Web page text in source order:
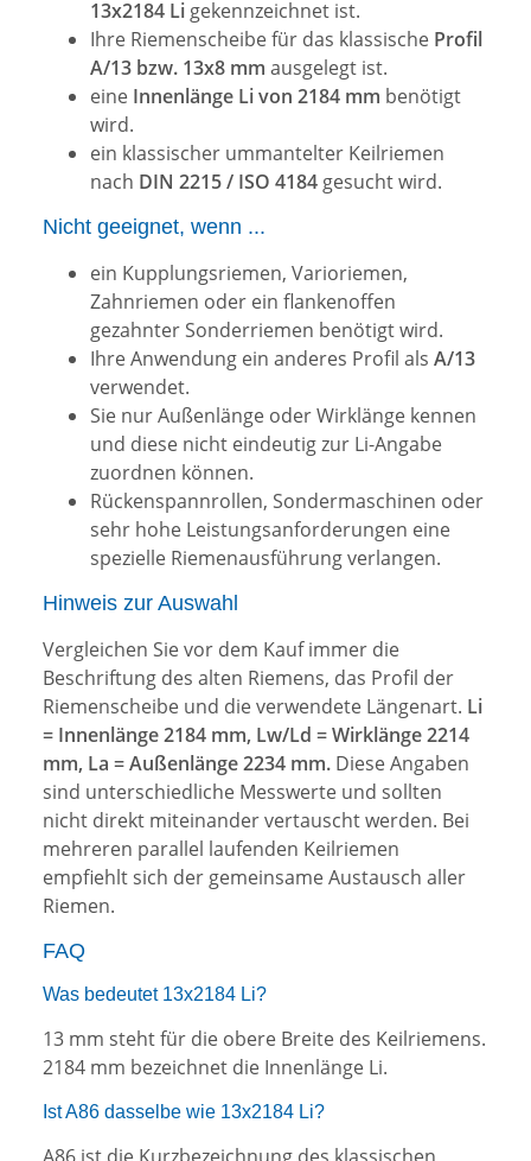
13x2184 Li gekennzeichnet ist.
Ihre Riemenscheibe für das klassische Profil
A/13 bzw. 13x8 mm ausgelegt ist.
eine Innenlänge Li von 2184 mm benötigt
wird.
ein klassischer ummantelter Keilriemen
nach DIN 2215 / ISO 4184 gesucht wird.
Nicht geeignet, wenn ...
ein Kupplungsriemen, Varioriemen,
Zahnriemen oder ein flankenoffen
gezahnter Sonderriemen benötigt wird.
Ihre Anwendung ein anderes Profil als A/13
verwendet.
Sie nur Außenlänge oder Wirklänge kennen
und diese nicht eindeutig zur Li-Angabe
zuordnen können.
Rückenspannrollen, Sondermaschinen oder
sehr hohe Leistungsanforderungen eine
spezielle Riemenausführung verlangen.
Hinweis zur Auswahl
Vergleichen Sie vor dem Kauf immer die
Beschriftung des alten Riemens, das Profil der
Riemenscheibe und die verwendete Längenart. Li
= Innenlänge 2184 mm, Lw/Ld = Wirklänge 2214
mm, La = Außenlänge 2234 mm. Diese Angaben
sind unterschiedliche Messwerte und sollten
nicht direkt miteinander vertauscht werden. Bei
mehreren parallel laufenden Keilriemen
empfiehlt sich der gemeinsame Austausch aller
Riemen.
FAQ
Was bedeutet 13x2184 Li?
13 mm steht für die obere Breite des Keilriemens.
2184 mm bezeichnet die Innenlänge Li.
Ist A86 dasselbe wie 13x2184 Li?